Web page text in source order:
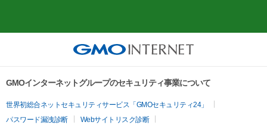
GMOインターネットグループのセキュリティ事業について
世界初総合ネットセキュリティサービス「GMOセキュリティ24」
パスワード漏洩診断
Webサイトリスク診断